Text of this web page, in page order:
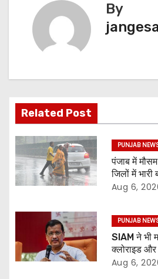
By
Related Post
PUNJAB
पंजाब में
जिलों में भारी
Aug 6,
PUNJAB
SIAM ने भी
क्लोराइड और
प्रभावित:
Aug 6,